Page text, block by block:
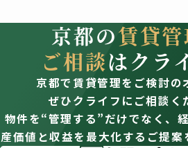
京都の賃貸管
ご相談はクラ
京都で賃貸管理をご検討の
ぜひクライフにご相談く
物件を“管理する”だけでなく、
産価値と収益を最大化するご提案